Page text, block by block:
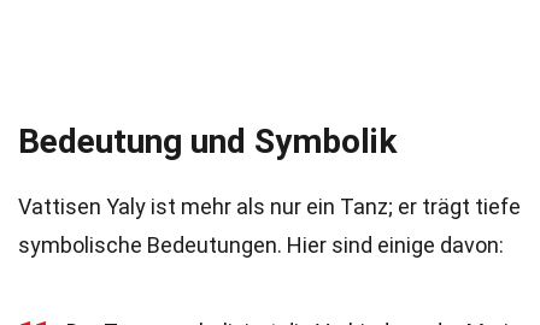
Bedeutung und Symbolik
Vattisen Yaly ist mehr als nur ein Tanz; er trägt tiefe
symbolische Bedeutungen. Hier sind einige davon: